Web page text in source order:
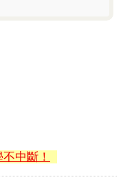
中斷！